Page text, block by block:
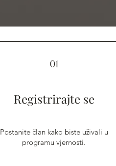
01
Registrirajte se
Postanite član kako biste uživali u
programu vjernosti.